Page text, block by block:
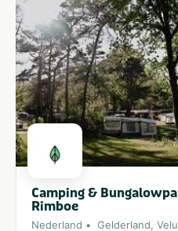
Camping &
Rimboe
Nederland Gelderland,